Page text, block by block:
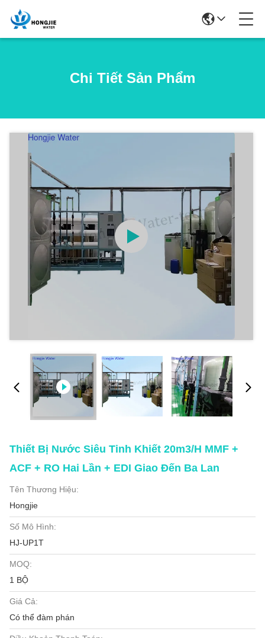
Chi Tiết Sản Phẩm
Thiết Bị Nước Siêu Tinh Khiết 20m3/h MMF +
ACF + RO Hai Lần + EDI Giao Đến Ba Lan
Tên Thương Hiệu:
Hongjie
Số Mô Hình:
HJ-UP1T
MOQ:
1 BỘ
Giá Cả:
Có thể đàm phán